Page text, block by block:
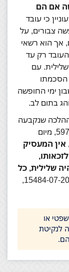
אם הם
כי עובד
צבורים, על
אך הוא רשאי
רק עד
עם
הסכמתו
ימי החופשה
בתום לב.
ההלכה שנקבעה
ע”י בית הדין הארצי לעבודה (עע 59799-12-13‏, מיום
אין המעסיק
שלילית, כל
(סעש 15484-07-20,
או
לנקיטת